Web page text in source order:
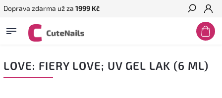
Doprava zdarma už za 1999 Kč
Hledat
LOVE: FIERY LOVE; UV GEL LAK (6 ML)